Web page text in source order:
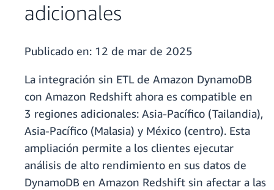
adicionales
Publicado en: 12 de mar de 2025
La integración sin ETL de Amazon DynamoDB
con Amazon Redshift ahora es compatible en
3 regiones adicionales: Asia-Pacífico (Tailandia),
Asia-Pacífico (Malasia) y México (centro). Esta
ampliación permite a los clientes ejecutar
análisis de alto rendimiento en sus datos de
DynamoDB en Amazon Redshift sin afectar a las